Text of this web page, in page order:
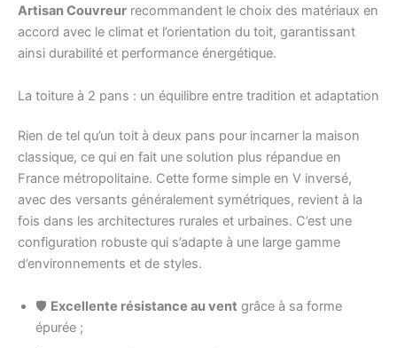
Artisan Couvreur recommandent le choix des matériaux en
accord avec le climat et l’orientation du toit, garantissant
ainsi durabilité et performance énergétique.
La toiture à 2 pans : un équilibre entre tradition et adaptation
Rien de tel qu’un toit à deux pans pour incarner la maison
classique, ce qui en fait une solution plus répandue en
France métropolitaine. Cette forme simple en V inversé,
avec des versants généralement symétriques, revient à la
fois dans les architectures rurales et urbaines. C’est une
configuration robuste qui s’adapte à une large gamme
d’environnements et de styles.
🛡️ Excellente résistance au vent grâce à sa forme
épurée ;